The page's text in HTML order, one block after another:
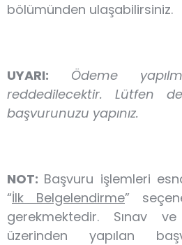
bölümünden ulaşabilirsiniz.
UYARI: Ödeme
reddedilecektir. Lütfen
başvurunuzu yapınız.
NOT: Başvuru işlemleri
“İlk Belgelendirme”
gerekmektedir. Sınav
üzerinden yapılan